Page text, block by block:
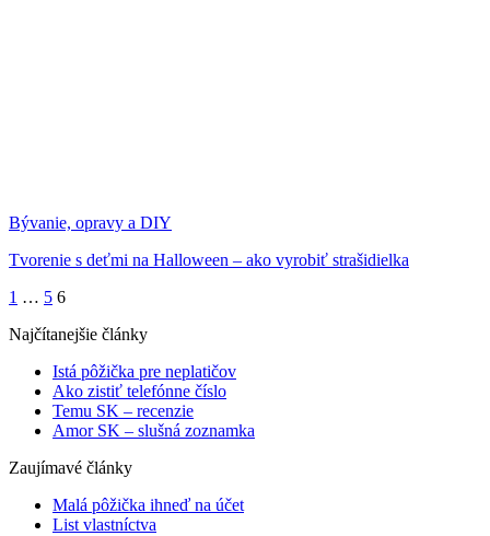
Bývanie, opravy a DIY
Tvorenie s deťmi na Halloween – ako vyrobiť strašidielka
1 … 5 6
Najčítanejšie články
Istá pôžička pre neplatičov
Ako zistiť telefónne číslo
Temu SK – recenzie
Amor SK – slušná zoznamka
Zaujímavé články
Malá pôžička ihneď na účet
List vlastníctva